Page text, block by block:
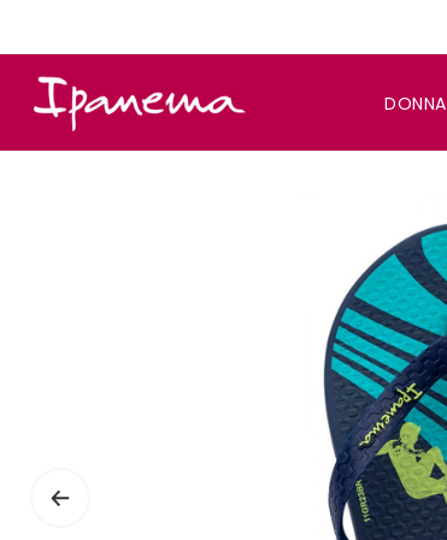
DONNA